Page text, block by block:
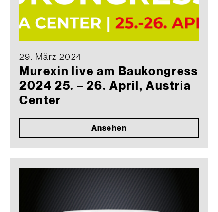
29. März 2024
Murexin live am Baukongress
2024 25. – 26. April, Austria
Center
Ansehen